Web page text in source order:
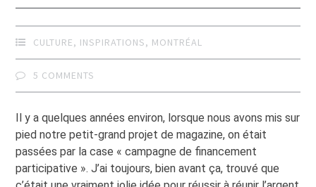
CULTURE, INSPIRATIONS, MONTRÉAL
5 COMMENTS
Il y a quelques années environ, lorsque nous avons mis sur
pied notre petit-grand projet de magazine, on était
passées par la case « campagne de financement
participative ». J’ai toujours, bien avant ça, trouvé que